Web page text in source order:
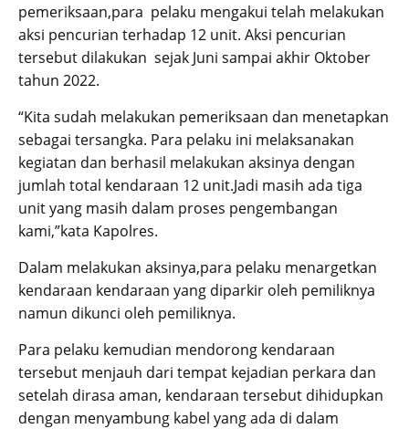
pemeriksaan,para pelaku mengakui telah melakukan
aksi pencurian terhadap 12 unit. Aksi pencurian
tersebut dilakukan sejak Juni sampai akhir Oktober
tahun 2022.
“Kita sudah melakukan pemeriksaan dan menetapkan
sebagai tersangka. Para pelaku ini melaksanakan
kegiatan dan berhasil melakukan aksinya dengan
jumlah total kendaraan 12 unit.Jadi masih ada tiga
unit yang masih dalam proses pengembangan
kami,”kata Kapolres.
Dalam melakukan aksinya,para pelaku menargetkan
kendaraan kendaraan yang diparkir oleh pemiliknya
namun dikunci oleh pemiliknya.
Para pelaku kemudian mendorong kendaraan
tersebut menjauh dari tempat kejadian perkara dan
setelah dirasa aman, kendaraan tersebut dihidupkan
dengan menyambung kabel yang ada di dalam